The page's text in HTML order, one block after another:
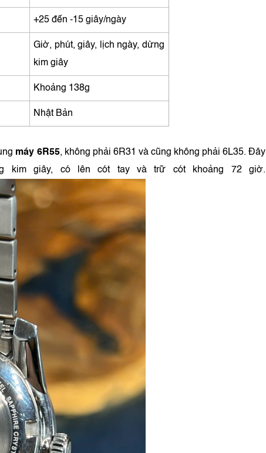
+25 đến -15 giây/ngày
Giờ, phút, giây, lịch ngày, dừng
kim giây
Khoảng 138g
Nhật Bản
máy 6R55, không phải 6R31 và cũng không phải 6L35. Đây
kim giây, có lên cót tay và trữ cót khoảng 72 giờ.